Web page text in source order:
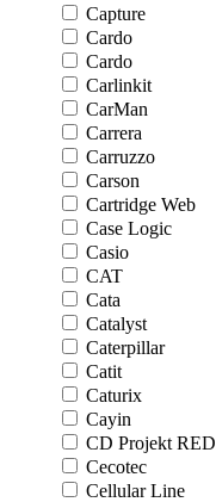
Capture
Cardo
Cardo
Carlinkit
CarMan
Carrera
Carruzzo
Carson
Cartridge Web
Case Logic
Casio
CAT
Cata
Catalyst
Caterpillar
Catit
Caturix
Cayin
CD Projekt RED
Cecotec
Cellular Line